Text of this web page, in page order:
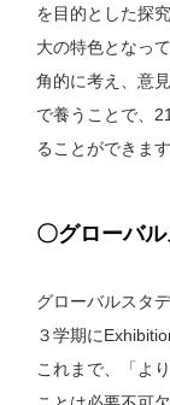
を目的とした探
大の特色となっ
角的に考え、意
で養うことで、
ることができます
〇グローバ
グローバルスタ
３学期に
これまで、「よ